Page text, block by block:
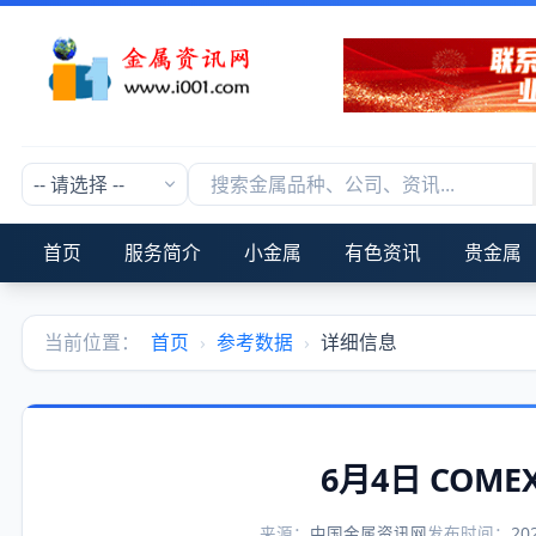
首页 服务简介 小金属 有色资讯 贵金属
当前位置： 首页 › 参考数据 › 详细信息
6月4日